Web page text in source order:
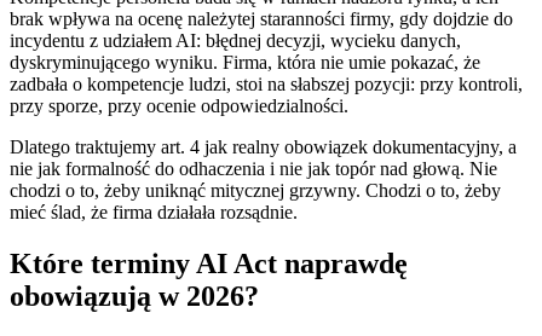
brak wpływa na ocenę należytej staranności firmy, gdy dojdzie do
incydentu z udziałem AI: błędnej decyzji, wycieku danych,
dyskryminującego wyniku. Firma, która nie umie pokazać, że
zadbała o kompetencje ludzi, stoi na słabszej pozycji: przy kontroli,
przy sporze, przy ocenie odpowiedzialności.
Dlatego traktujemy art. 4 jak realny obowiązek dokumentacyjny, a
nie jak formalność do odhaczenia i nie jak topór nad głową. Nie
chodzi o to, żeby uniknąć mitycznej grzywny. Chodzi o to, żeby
mieć ślad, że firma działała rozsądnie.
Które terminy AI Act naprawdę
obowiązują w 2026?